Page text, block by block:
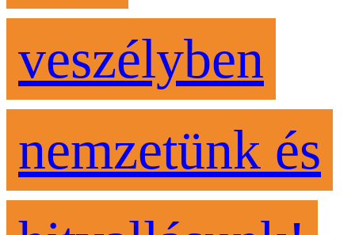
veszélyben
nemzetünk és